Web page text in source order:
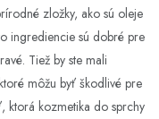
zložky, ako sú oleje
ingrediencie sú dobré pre
Tiež by ste mali
môžu byť škodlivé pre
ktorá kozmetika do sprchy